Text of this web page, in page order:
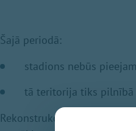
Šajā periodā:
stadions nebūs
tā teritorija tiks pilnībā
Rekonstrukcijas mērķis ir